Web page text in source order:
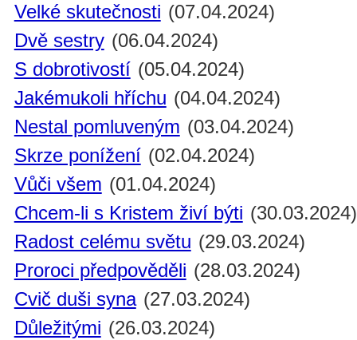
Velké skutečnosti (07.04.2024)
Dvě sestry (06.04.2024)
S dobrotivostí (05.04.2024)
Jakémukoli hříchu (04.04.2024)
Nestal pomluveným (03.04.2024)
Skrze ponížení (02.04.2024)
Vůči všem (01.04.2024)
Chcem-li s Kristem živí býti (30.03.2024)
Radost celému světu (29.03.2024)
Proroci předpověděli (28.03.2024)
Cvič duši syna (27.03.2024)
Důležitými (26.03.2024)